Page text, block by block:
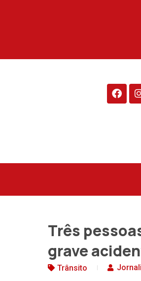
Três
grave
Trânsito